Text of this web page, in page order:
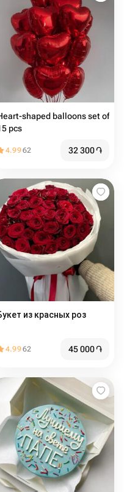
shaped balloons set of
pcs
4.9962 32 300֏
из красных роз
4.9962 45 000֏